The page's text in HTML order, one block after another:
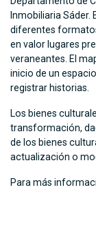
Inmobiliaria
diferentes
en valor lugares
veraneantes. El
inicio de un
registrar historias.
Los bienes
transformación,
de los bienes
actualización o
Para más